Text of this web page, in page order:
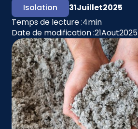
Isolation
31Juillet2025
Temps de lecture :4min
Date de modification :21Aout2025